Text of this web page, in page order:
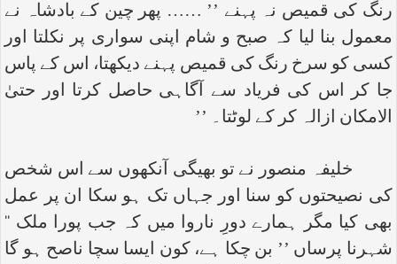
رنگ کی قمیص نہ پہنے ’’ …… پھر چین کے بادشاہ نے
معمول بنا لیا کہ صبح و شام اپنی سواری پر نکلتا اور
کسی کو سرخ رنگ کی قمیص پہنے دیکھتا، اس کے پاس
جا کر اس کی فریاد سے آگاہی حاصل کرتا اور حتیٰ
الامکان ازالہ کر کے لوٹتا۔ ’’
خلیفہ منصور نے تو بھیگی آنکھوں سے اس شخص
کی نصیحتوں کو سنا اور جہاں تک ہو سکا ان پر عمل
بھی کیا مگر ہمارے دورِ ناروا میں کہ جب پورا ملک ‘‘
شہرنا پرساں ’’ بن چکا ہے، کون ایسا سچا ناصح ہو گا